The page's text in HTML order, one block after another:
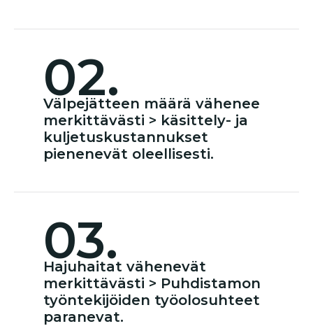
02.
Välpejätteen määrä vähenee
merkittävästi > käsittely- ja
kuljetuskustannukset
pienenevät oleellisesti.
03.
Hajuhaitat vähenevät
merkittävästi > Puhdistamon
työntekijöiden työolosuhteet
paranevat.